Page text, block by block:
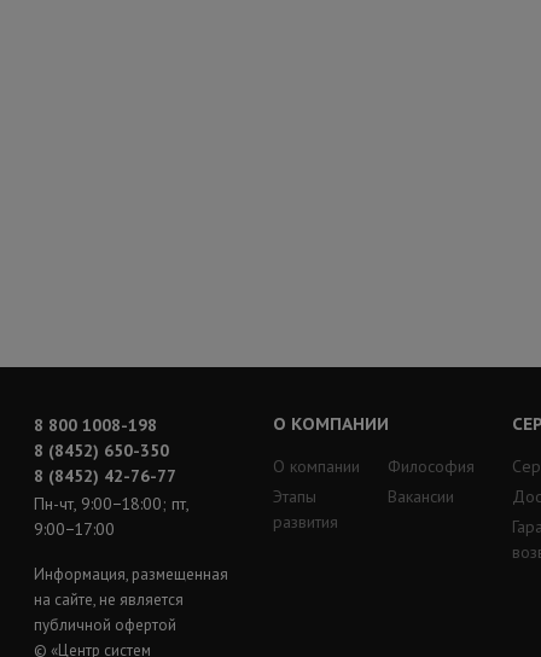
8 800 1008-198
8 (8452) 650-350
8 (8452) 42-76-77
Пн-чт, 9:00−18:00; пт,
9:00−17:00
Информация, размещенная
на сайте, не является
публичной офертой
© «Центр систем
О КОМПАНИИ
О компании
Этапы
развития
Философия
Вакансии